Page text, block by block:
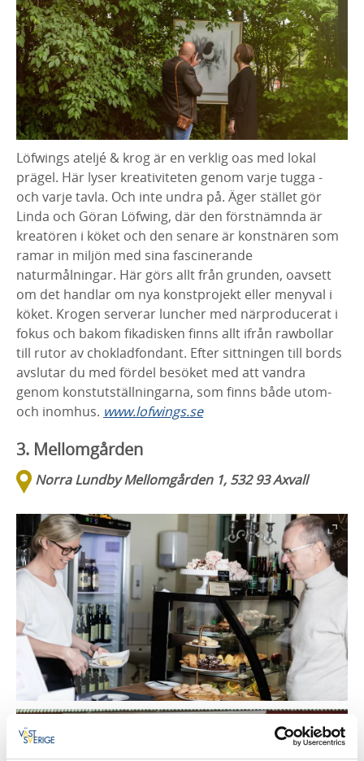
Löfwings ateljé & krog är en verklig oas med lokal
prägel. Här lyser kreativiteten genom varje tugga -
och varje tavla. Och inte undra på. Äger stället gör
Linda och Göran Löfwing, där den förstnämnda är
kreatören i köket och den senare är konstnären som
ramar in miljön med sina fascinerande
naturmålningar. Här görs allt från grunden, oavsett
om det handlar om nya konstprojekt eller menyval i
köket. Krogen serverar luncher med närproducerat i
fokus och bakom fikadisken finns allt ifrån rawbollar
till rutor av chokladfondant. Efter sittningen till bords
avslutar du med fördel besöket med att vandra
genom konstutställningarna, som finns både utom-
och inomhus. www.lofwings.se
3. Mellomgården
Norra LundbyMellomgården 1, 532 93 Axvall